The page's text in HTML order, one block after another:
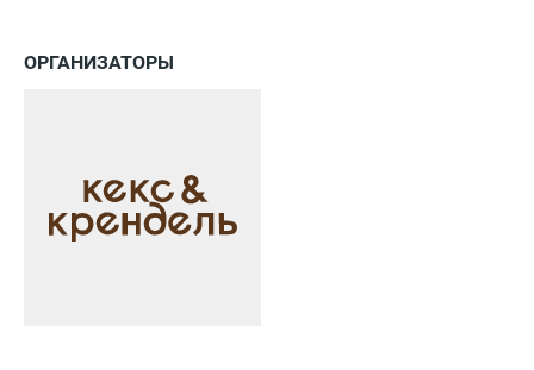
ОРГАНИЗАТОРЫ